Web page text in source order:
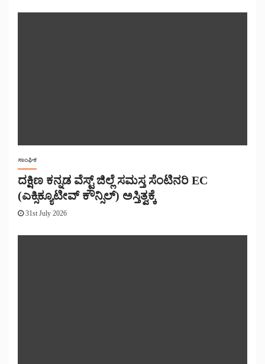
ಸಾಂಘಿಕ
ದಕ್ಷಿಣ ಕನ್ನಡ ವೆಸ್ಟ್ ಜಿಲ್ಲೆ ಸಮಸ್ತ ಸೆಂಟಿನರಿ EC
(ಎಕ್ಸಿಕ್ಯೂಟೀವ್ ಕೌನ್ಸಿಲ್) ಅಸ್ತಿತ್ವಕ್ಕೆ
31st July 2026